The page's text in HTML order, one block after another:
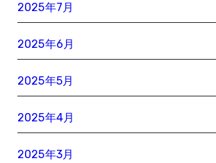
2025年7月
2025年6月
2025年5月
2025年4月
2025年3月